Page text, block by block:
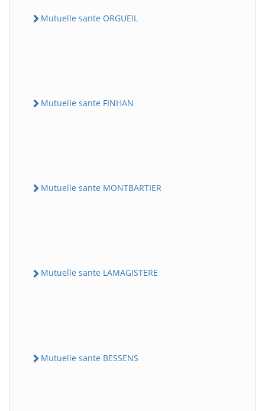
Mutuelle sante ORGUEIL
Mutuelle sante FINHAN
Mutuelle sante MONTBARTIER
Mutuelle sante LAMAGISTERE
Mutuelle sante BESSENS